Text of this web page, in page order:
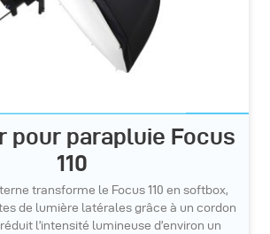
pour parapluie Focus
110
transforme le Focus 110 en softbox,
de lumière latérales grâce à un cordon
l’intensité lumineuse d’environ un